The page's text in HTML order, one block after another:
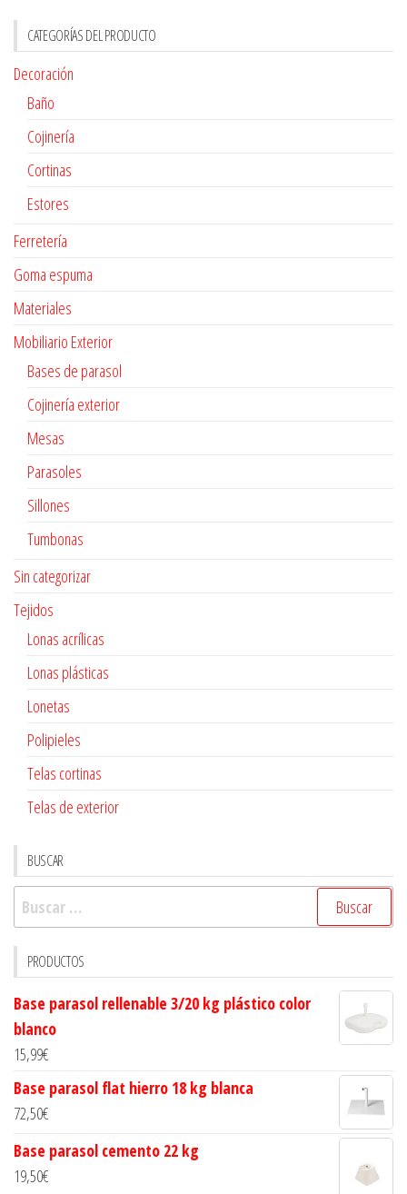
CATEGORÍAS DEL PRODUCTO
Decoración
Baño
Cojinería
Cortinas
Estores
Ferretería
Goma espuma
Materiales
Mobiliario Exterior
Bases de parasol
Cojinería exterior
Mesas
Parasoles
Sillones
Tumbonas
Sin categorizar
Tejidos
Lonas acrílicas
Lonas plásticas
Lonetas
Polipieles
Telas cortinas
Telas de exterior
BUSCAR
Buscar:
PRODUCTOS
Base parasol rellenable 3/20 kg plástico color
blanco
15,99€
Base parasol flat hierro 18 kg blanca
72,50€
Base parasol cemento 22 kg
19,50€